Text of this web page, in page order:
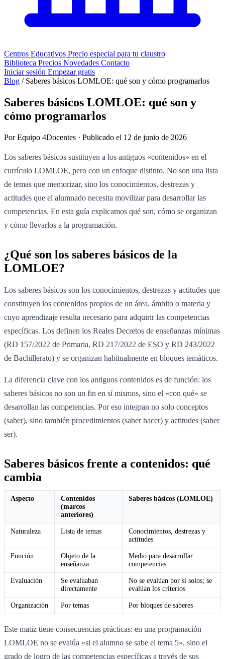
Centros Educativos Precio especial para tu claustro
Biblioteca Precios Novedades Contacto
Iniciar sesión Empezar gratis
Blog / Saberes básicos LOMLOE: qué son y cómo programarlos
Saberes básicos LOMLOE: qué son y
cómo programarlos
Por Equipo 4Docentes · Publicado el 12 de junio de 2026
Los saberes básicos sustituyen a los antiguos «contenidos» en el
currículo LOMLOE, pero con un enfoque distinto. No son una lista
de temas que memorizar, sino los conocimientos, destrezas y
actitudes que el alumnado necesita movilizar para desarrollar las
competencias. En esta guía explicamos qué son, cómo se organizan
y cómo llevarlos a la programación.
¿Qué son los saberes básicos de la
LOMLOE?
Los saberes básicos son los conocimientos, destrezas y actitudes que
constituyen los contenidos propios de un área, ámbito o materia y
cuyo aprendizaje resulta necesario para adquirir las competencias
específicas. Los definen los Reales Decretos de enseñanzas mínimas
(RD 157/2022 de Primaria, RD 217/2022 de ESO y RD 243/2022
de Bachillerato) y se organizan habitualmente en bloques temáticos.
La diferencia clave con los antiguos contenidos es de función: los
saberes básicos no son un fin en sí mismos, sino el «con qué» se
desarrollan las competencias. Por eso integran no solo conceptos
(saber), sino también procedimientos (saber hacer) y actitudes (saber
ser).
Saberes básicos frente a contenidos: qué
cambia
Aspecto
Contenidos
(marcos
anteriores)
Saberes básicos (LOMLOE)
Naturaleza Lista de temas
Conocimientos, destrezas y
actitudes
Función
Objeto de la
enseñanza
Medio para desarrollar
competencias
Evaluación
Se evaluaban
directamente
No se evalúan por sí solos; se
evalúan los criterios
Organización Por temas Por bloques de saberes
Este matiz tiene consecuencias prácticas: en una programación
LOMLOE no se evalúa «si el alumno se sabe el tema 5», sino el
grado de logro de las competencias específicas a través de sus